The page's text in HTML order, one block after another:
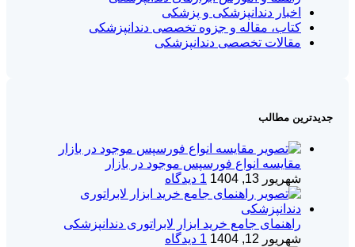
اخبار دندانپزشکی و پزشکی
کتاب، مقاله و جزوه تخصصی دندانپزشکی
مقالات تخصصی دندانپزشکی
جدیدترین مطالب
مقایسه انواع فورسپس موجود در بازار
شهریور 13, 1404
1 دیدگاه
راهنمای جامع خرید ابزار لابراتوری دندانپزشکی
شهریور 12, 1404
1 دیدگاه